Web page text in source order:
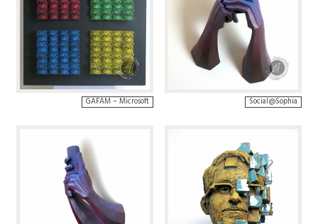
GAFAM – Microsoft Social@Sophia